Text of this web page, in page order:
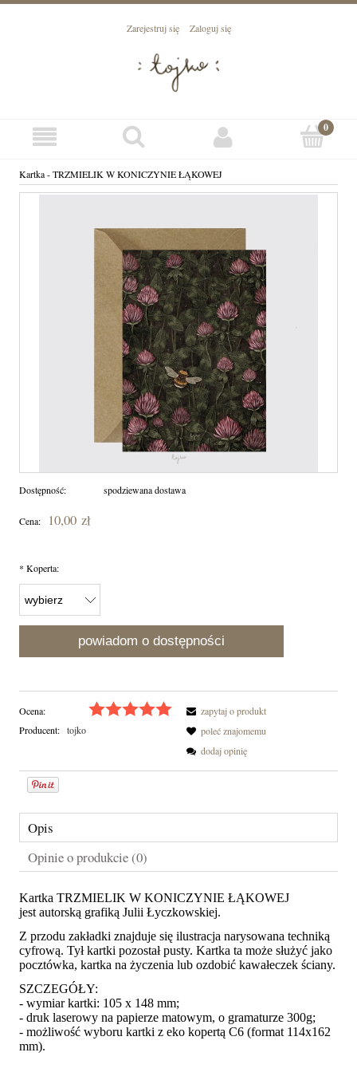
Zarejestruj się Zaloguj się
Kartka - TRZMIELIK W KONICZYNIE ŁĄKOWEJ
Dostępność: spodziewana dostawa
Cena: 10,00 zł
* Koperta:
powiadom o dostępności
Ocena:
Producent: tojko
zapytaj o produkt
poleć znajomemu
dodaj opinię
Opis
Opinie o produkcie (0)
Kartka TRZMIELIK W KONICZYNIE ŁĄKOWEJ
jest autorską grafiką Julii Łyczkowskiej.
Z przodu zakładki znajduje się ilustracja narysowana techniką
cyfrową. Tył kartki pozostał pusty. Kartka ta może służyć jako
pocztówka, kartka na życzenia lub ozdobić kawałeczek ściany.
SZCZEGÓŁY:
- wymiar kartki: 105 x 148 mm;
- druk laserowy na papierze matowym, o gramaturze 300g;
- możliwość wyboru kartki z eko kopertą C6 (format 114x162
mm).